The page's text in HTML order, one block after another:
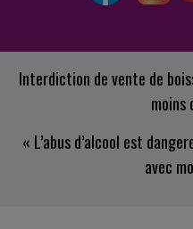
Interdiction de vente de
moins
« L’abus d’alcool est
avec